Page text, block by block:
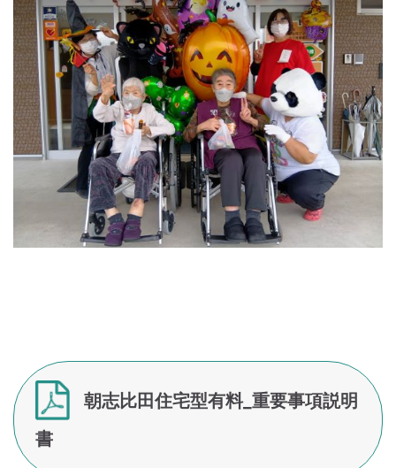
朝志比田住宅型有料_重要事項説明
書